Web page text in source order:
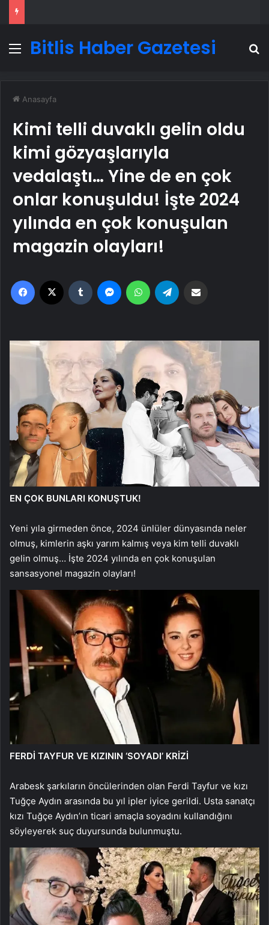
Menü
Bitlis Haber Gazetesi
Anasayfa
Kimi telli duvaklı gelin oldu
kimi gözyaşlarıyla
vedalaştı… Yine de en çok
onlar konuşuldu! İşte 2024
yılında en çok konuşulan
magazin olayları!
Facebook Tumblr MessengerWhatsApp
EN ÇOK BUNLARI KONUŞTUK!
Yeni yıla girmeden önce, 2024 ünlüler dünyasında neler
olmuş, kimlerin aşkı yarım kalmış veya kim telli duvaklı
gelin olmuş… İşte 2024 yılında en çok konuşulan
sansasyonel magazin olayları!
FERDİ TAYFUR VE KIZININ ‘SOYADI’ KRİZİ
Arabesk şarkıların öncülerinden olan Ferdi Tayfur ve kızı
Tuğçe Aydın arasında bu yıl ipler iyice gerildi. Usta sanatçı
kızı Tuğçe Aydın’ın ticari amaçla soyadını kullandığını
söyleyerek suç duyursunda bulunmuştu.